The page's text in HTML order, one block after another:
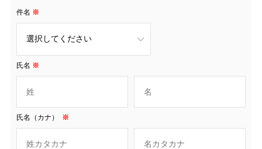
件名 ※
氏名 ※
氏名（カナ） ※